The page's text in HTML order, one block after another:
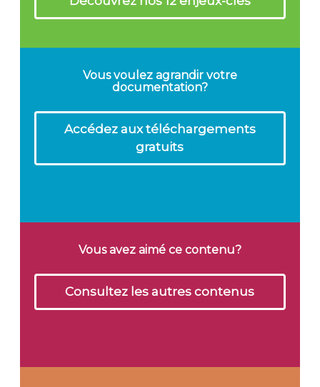
Vous voulez agrandir votre
documentation?
Accédez aux téléchargements
gratuits
Vous avez aimé ce contenu?
Consultez les autres contenus